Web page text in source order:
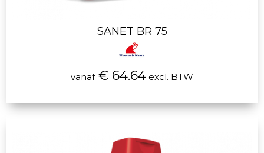
SANET BR 75
vanaf€ 64.64 excl. BTW